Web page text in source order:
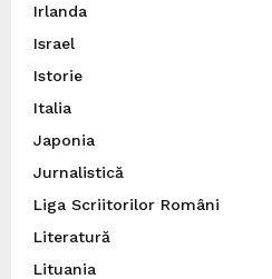
Irlanda
Israel
Istorie
Italia
Japonia
Jurnalistică
Liga Scriitorilor Români
Literatură
Lituania